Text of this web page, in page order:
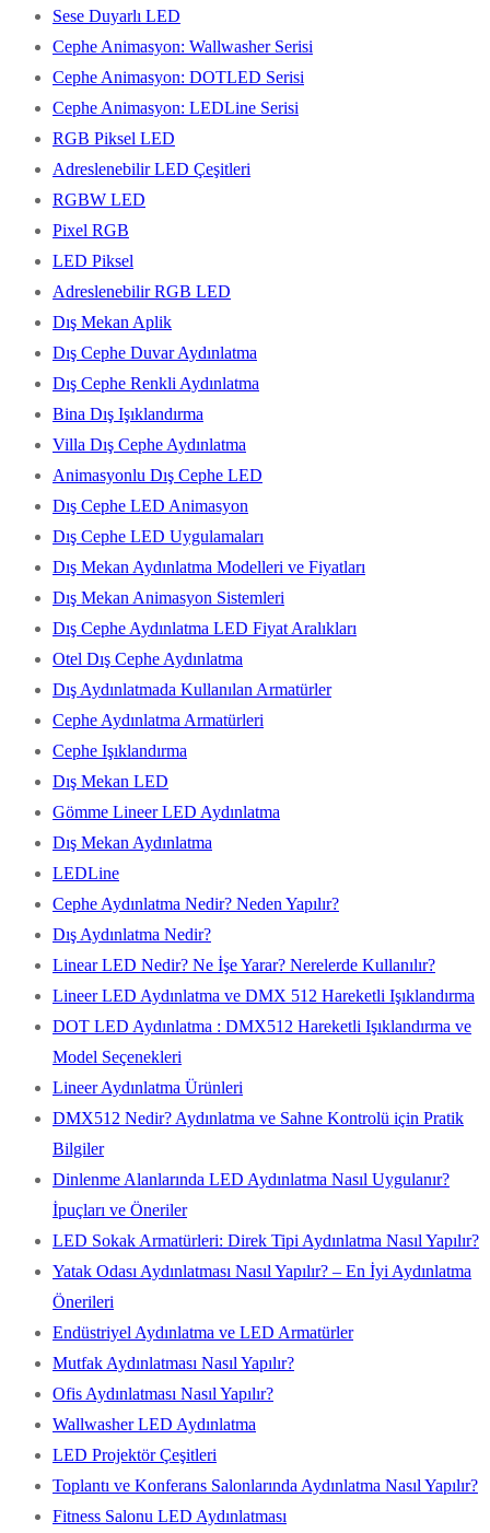
Sese Duyarlı LED
Cephe Animasyon: Wallwasher Serisi
Cephe Animasyon: DOTLED Serisi
Cephe Animasyon: LEDLine Serisi
RGB Piksel LED
Adreslenebilir LED Çeşitleri
RGBW LED
Pixel RGB
LED Piksel
Adreslenebilir RGB LED
Dış Mekan Aplik
Dış Cephe Duvar Aydınlatma
Dış Cephe Renkli Aydınlatma
Bina Dış Işıklandırma
Villa Dış Cephe Aydınlatma
Animasyonlu Dış Cephe LED
Dış Cephe LED Animasyon
Dış Cephe LED Uygulamaları
Dış Mekan Aydınlatma Modelleri ve Fiyatları
Dış Mekan Animasyon Sistemleri
Dış Cephe Aydınlatma LED Fiyat Aralıkları
Otel Dış Cephe Aydınlatma
Dış Aydınlatmada Kullanılan Armatürler
Cephe Aydınlatma Armatürleri
Cephe Işıklandırma
Dış Mekan LED
Gömme Lineer LED Aydınlatma
Dış Mekan Aydınlatma
LEDLine
Cephe Aydınlatma Nedir? Neden Yapılır?
Dış Aydınlatma Nedir?
Linear LED Nedir? Ne İşe Yarar? Nerelerde Kullanılır?
Lineer LED Aydınlatma ve DMX 512 Hareketli Işıklandırma
DOT LED Aydınlatma : DMX512 Hareketli Işıklandırma ve
Model Seçenekleri
Lineer Aydınlatma Ürünleri
DMX512 Nedir? Aydınlatma ve Sahne Kontrolü için Pratik
Bilgiler
Dinlenme Alanlarında LED Aydınlatma Nasıl Uygulanır?
İpuçları ve Öneriler
LED Sokak Armatürleri: Direk Tipi Aydınlatma Nasıl Yapılır?
Yatak Odası Aydınlatması Nasıl Yapılır? – En İyi Aydınlatma
Önerileri
Endüstriyel Aydınlatma ve LED Armatürler
Mutfak Aydınlatması Nasıl Yapılır?
Ofis Aydınlatması Nasıl Yapılır?
Wallwasher LED Aydınlatma
LED Projektör Çeşitleri
Toplantı ve Konferans Salonlarında Aydınlatma Nasıl Yapılır?
Fitness Salonu LED Aydınlatması